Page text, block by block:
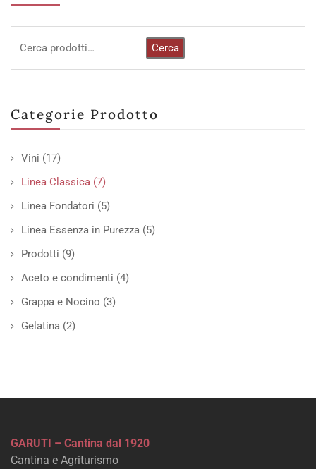
Cerca
Categorie Prodotto
Vini (17)
Linea Classica (7)
Linea Fondatori (5)
Linea Essenza in Purezza (5)
Prodotti (9)
Aceto e condimenti (4)
Grappa e Nocino (3)
Gelatina (2)
GARUTI – Cantina dal 1920
Cantina e Agriturismo